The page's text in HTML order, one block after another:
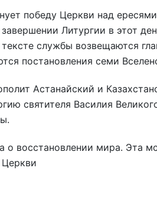
победу Церкви над
Литургии в этот
службы возвещаются
постановления семи
Астанайский и
святителя Василия
восстановлении мира. Эта